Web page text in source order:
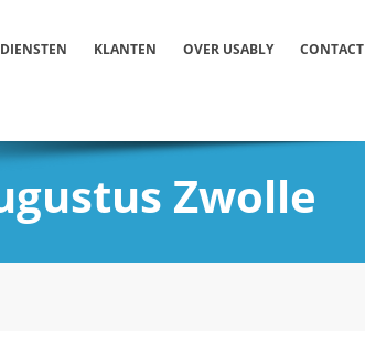
DIENSTEN KLANTEN OVER USABLY CONTACT
Zwolle